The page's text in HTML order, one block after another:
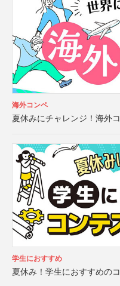
海外コンペ
夏休みにチャレンジ！海外
学生におすすめ
夏休み！学生におすすめの